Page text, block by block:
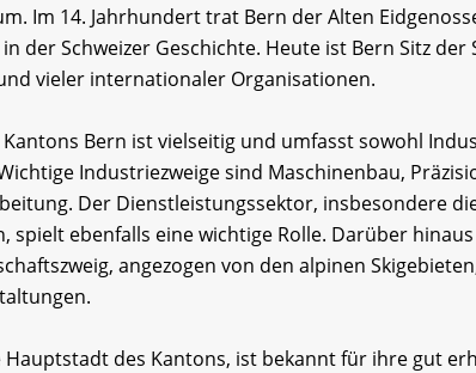
Im 14. Jahrhundert trat Bern der Alten
der Schweizer Geschichte. Heute ist Bern Sitz der
vieler internationaler Organisationen.
Bern ist vielseitig und umfasst sowohl
Industriezweige sind Maschinenbau,
Der Dienstleistungssektor, insbesondere
spielt ebenfalls eine wichtige Rolle. Darüber
angezogen von den alpinen
Hauptstadt des Kantons, ist bekannt für ihre gut